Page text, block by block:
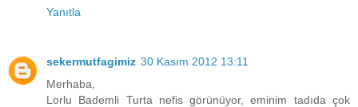
Yanıtla
sekermutfagimiz 30 Kasım 2012 13:11
Merhaba,
Lorlu Bademli Turta nefis görünüyor, eminim tadıda çok